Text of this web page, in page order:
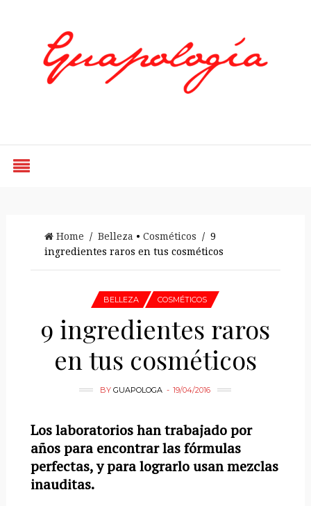
Home / Belleza • Cosméticos / 9
ingredientes raros en tus cosméticos
BELLEZA COSMÉTICOS
9 ingredientes raros
en tus cosméticos
BYGUAPOLOGA 19/04/2016
Los laboratorios han trabajado por
años para encontrar las fórmulas
perfectas, y para lograrlo usan mezclas
inauditas.